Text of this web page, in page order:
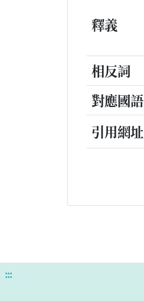
釋義
相反詞
對應國語
引用網址
:::